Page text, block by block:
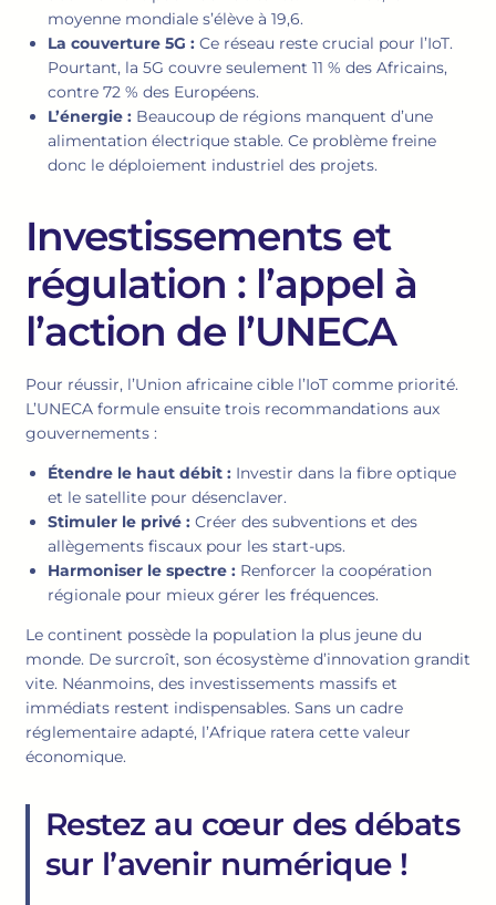
moyenne mondiale s’élève à 19,6.
La couverture 5G : Ce réseau reste crucial pour l’IoT.
Pourtant, la 5G couvre seulement 11 % des Africains,
contre 72 % des Européens.
L’énergie : Beaucoup de régions manquent d’une
alimentation électrique stable. Ce problème freine
donc le déploiement industriel des projets.
Investissements et
régulation : l’appel à
l’action de l’UNECA
Pour réussir, l’Union africaine cible l’IoT comme priorité.
L’UNECA formule ensuite trois recommandations aux
gouvernements :
Étendre le haut débit : Investir dans la fibre optique
et le satellite pour désenclaver.
Stimuler le privé : Créer des subventions et des
allègements fiscaux pour les start-ups.
Harmoniser le spectre : Renforcer la coopération
régionale pour mieux gérer les fréquences.
Le continent possède la population la plus jeune du
monde. De surcroît, son écosystème d’innovation grandit
vite. Néanmoins, des investissements massifs et
immédiats restent indispensables. Sans un cadre
réglementaire adapté, l’Afrique ratera cette valeur
économique.
Restez au cœur des débats
sur l’avenir numérique !